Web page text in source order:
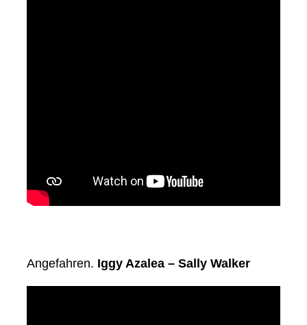
Angefahren. Iggy Azalea – Sally Walker